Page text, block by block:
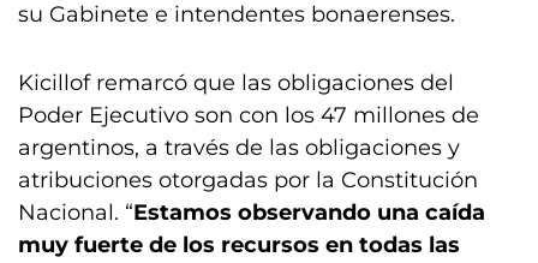
su Gabinete e intendentes bonaerenses.
Kicillof remarcó que las obligaciones del
Poder Ejecutivo son con los 47 millones de
argentinos, a través de las obligaciones y
atribuciones otorgadas por la Constitución
Nacional. “Estamos observando una caída
muy fuerte de los recursos en todas las